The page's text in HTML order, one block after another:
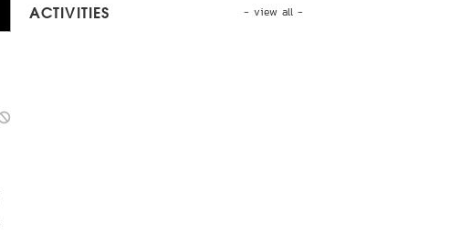
- view all -
ACTIVITIES